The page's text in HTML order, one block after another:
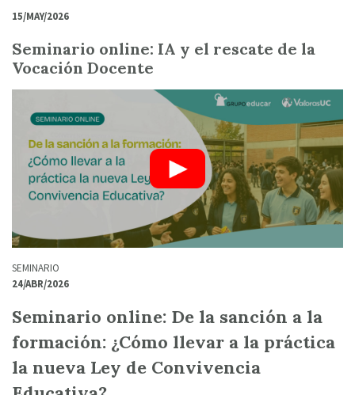
15/MAY/2026
Seminario online: IA y el rescate de la
Vocación Docente
SEMINARIO
24/ABR/2026
Seminario online: De la sanción a la
formación: ¿Cómo llevar a la práctica
la nueva Ley de Convivencia